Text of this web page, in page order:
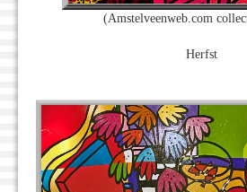
(Amstelveenweb.com
Herfst